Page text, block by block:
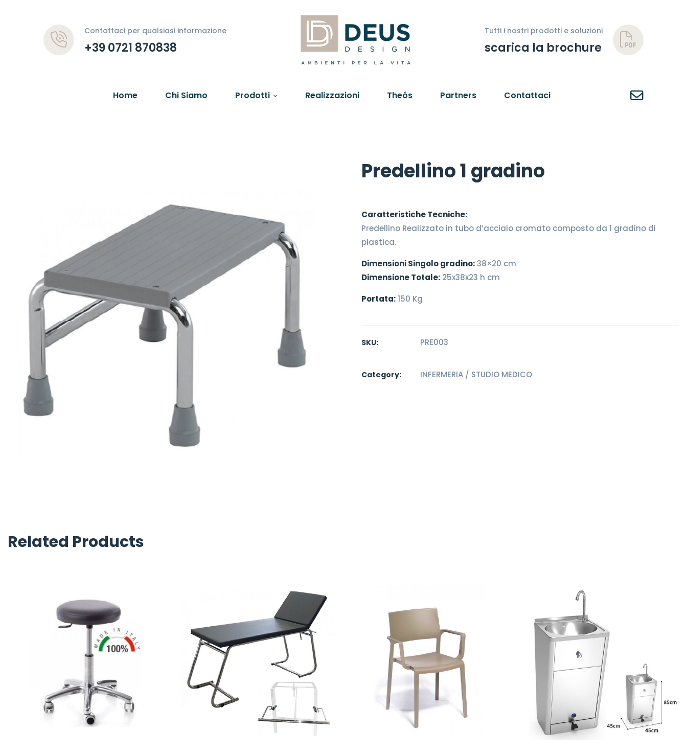
Contattaci per qualsiasi informazione
+39 0721 870838
Tutti i nostri prodotti e soluzioni
scarica la brochure
Home Chi Siamo Prodotti Realizzazioni Theós Partners Contattaci
Predellino 1 gradino
Caratteristiche Tecniche:
Predellino Realizzato in tubo d’acciaio cromato composto da 1 gradino di
plastica.
Dimensioni Singolo gradino:38×20 cm
Dimensione Totale: 25x38x23 h cm
Portata:150 Kg
SKU: PRE003
Category: INFERMERIA / STUDIO MEDICO
Related Products